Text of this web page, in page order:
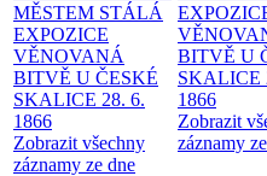
MĚSTEM STÁLÁ
EXPOZICE
VĚNOVANÁ
BITVĚ U ČESKÉ
SKALICE 28. 6.
1866
Zobrazit všechny
záznamy ze dne
BITVĚ U
SKALICE
1866
Zobrazit
záznamy